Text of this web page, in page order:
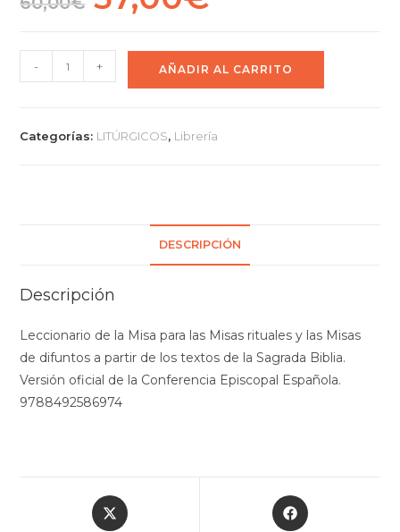
- + AÑADIR AL CARRITO
Categorías: LITÚRGICOS, Librería
DESCRIPCIÓN
Descripción
Leccionario de la Misa para las Misas rituales y las Misas
de difuntos a partir de los textos de la Sagrada Biblia.
Versión oficial de la Conferencia Episcopal Española.
9788492586974